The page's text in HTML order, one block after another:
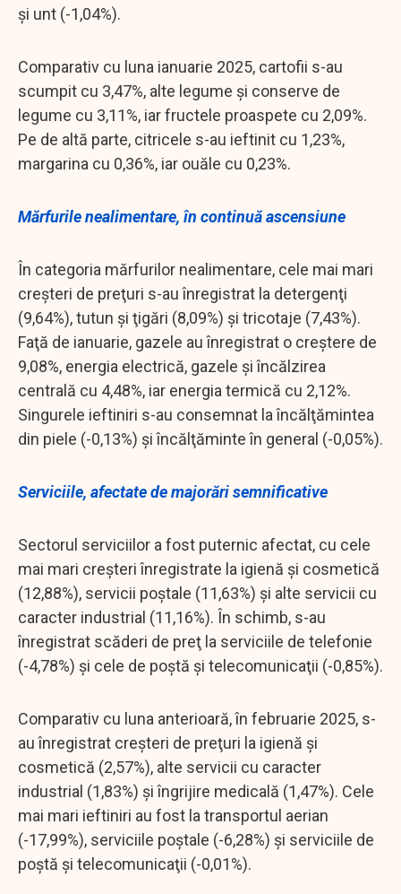
şi unt (-1,04%).
Comparativ cu luna ianuarie 2025, cartofii s-au
scumpit cu 3,47%, alte legume şi conserve de
legume cu 3,11%, iar fructele proaspete cu 2,09%.
Pe de altă parte, citricele s-au ieftinit cu 1,23%,
margarina cu 0,36%, iar ouăle cu 0,23%.
Mărfurile nealimentare, în continuă ascensiune
În categoria mărfurilor nealimentare, cele mai mari
creşteri de preţuri s-au înregistrat la detergenţi
(9,64%), tutun şi ţigări (8,09%) şi tricotaje (7,43%).
Faţă de ianuarie, gazele au înregistrat o creştere de
9,08%, energia electrică, gazele şi încălzirea
centrală cu 4,48%, iar energia termică cu 2,12%.
Singurele ieftiniri s-au consemnat la încălţămintea
din piele (-0,13%) şi încălţăminte în general (-0,05%).
Serviciile, afectate de majorări semnificative
Sectorul serviciilor a fost puternic afectat, cu cele
mai mari creşteri înregistrate la igienă şi cosmetică
(12,88%), servicii poştale (11,63%) şi alte servicii cu
caracter industrial (11,16%). În schimb, s-au
înregistrat scăderi de preţ la serviciile de telefonie
(-4,78%) şi cele de poştă şi telecomunicaţii (-0,85%).
Comparativ cu luna anterioară, în februarie 2025, s-
au înregistrat creşteri de preţuri la igienă şi
cosmetică (2,57%), alte servicii cu caracter
industrial (1,83%) şi îngrijire medicală (1,47%). Cele
mai mari ieftiniri au fost la transportul aerian
(-17,99%), serviciile poştale (-6,28%) şi serviciile de
poştă şi telecomunicaţii (-0,01%).